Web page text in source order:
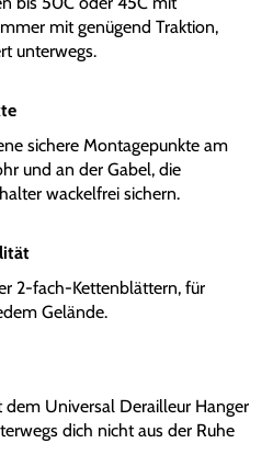
mit genügend Traktion,
unterwegs.
sichere Montagepunkte am
und an der Gabel, die
wackelfrei sichern.
2-fach-Kettenblättern, für
Gelände.
Universal Derailleur Hanger
dich nicht aus der Ruhe